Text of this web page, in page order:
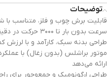
توضیحات
قابلیت برش چوب و فلز، متناسب با
سرعت بدون بار تا ۳۰۰۰ حرکت در دقیقه (SPM)
طراحی بدنه سبک، کارآمد و با لرزش
ارائه می‌دهد
طراحی ارگونومیک و جمع‌وجور برای